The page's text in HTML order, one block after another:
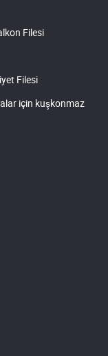
Filesi
Filesi
için kuşkonmaz